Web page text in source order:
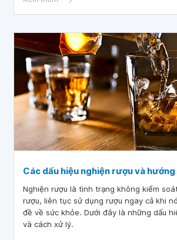
Các dấu hiệu nghiện rượu và
Nghiện rượu là tình trạng không kiểm
rượu, liên tục sử dụng rượu ngay cả khi
đề về sức khỏe. Dưới đây là những dấu
và cách xử lý.